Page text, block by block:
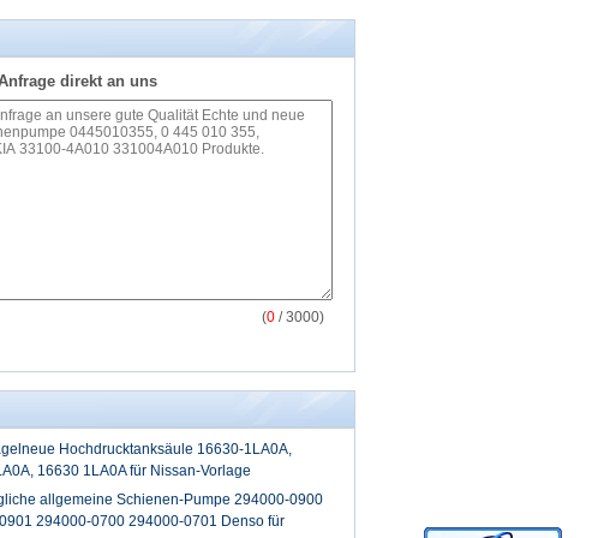
direkt an uns
(0 / 3000)
Hochdrucktanksäule 16630-1LA0A,
16630 1LA0A für Nissan-Vorlage
allgemeine Schienen-Pumpe 294000-0900
294000-0700 294000-0701 Denso für